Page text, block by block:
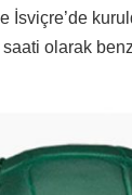
İsviçre’de
olarak